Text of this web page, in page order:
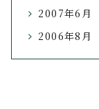
2007年6月
2006年8月